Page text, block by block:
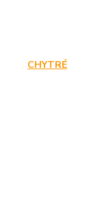
CHYTRÉ